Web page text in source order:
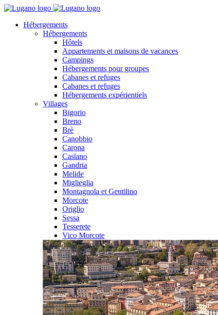
Hébergements
Hébergements
Hôtels
Appartements et maisons de vacances
Campings
Hébergements pour groupes
Cabanes et refuges
Cabanes et refuges
Hébergements expérientiels
Villages
Bigorio
Breno
Brè
Canobbio
Carona
Caslano
Gandria
Melide
Miglieglia
Montagnola et Gentilino
Morcote
Origlio
Sessa
Tesserete
Vico Morcote